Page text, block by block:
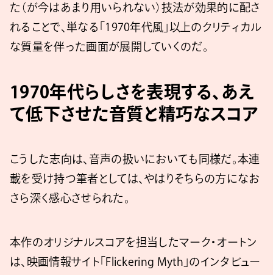
た（が今はあまり用いられない）技法が効果的に配さ
れることで、単なる「1970年代風」以上のクリティカル
な質量を伴った画面が展開していくのだ。
1970年代らしさを表現する、あえ
て低下させた音質と精巧なスコア
こうした志向は、音声の扱いにおいても同様だ。本連
載を受け持つ筆者としては、やはりそちらの方になお
さら深く感心させられた。
本作のオリジナルスコアを担当したマーク・オートン
は、映画情報サイト「Flickering Myth」のインタビュー